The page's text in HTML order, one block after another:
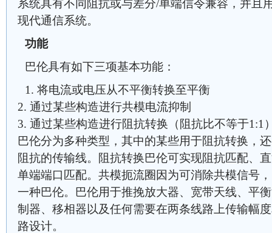
系统具有不同阻抗或与差分/单端信令兼容，并且
现代通信系统。
功能
巴伦具有如下三项基本功能：
1. 将电流或电压从不平衡转换至平衡
2. 通过某些构造进行共模电流抑制
3. 通过某些构造进行阻抗转换（阻抗比不等于1:1
巴伦分为多种类型，其中的某些用于阻抗转换，
阻抗的传输线。阻抗转换巴伦可实现阻抗匹配、
单端端口匹配。共模扼流圈因为可消除共模信号
一种巴伦。巴伦用于推挽放大器、宽带天线、平
制器、移相器以及任何需要在两条线路上传输幅
路设计。